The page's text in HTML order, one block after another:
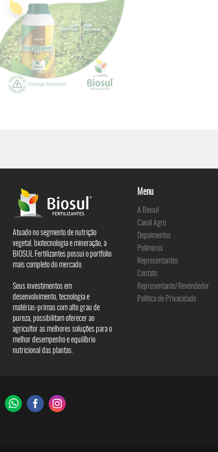
Atuado no segmento de nutrição
vegetal, biotecnologia e mineração, a
BIOSUL Fertilizantes possui o portfolio
mais completo do mercado.
Seus investimentos em
desenvolvimento, tecnologia e
matérias-primas com alto grau de
pureza, possibilitam oferecer ao
agricultor as melhores soluções para o
melhor desempenho e equilíbrio
nutricional das plantas.
Menu
A Biosul
Canal Agro
Depoimentos
Polímeros
Representantes
Contato
Representante/Revendedor
Política de Privacidade